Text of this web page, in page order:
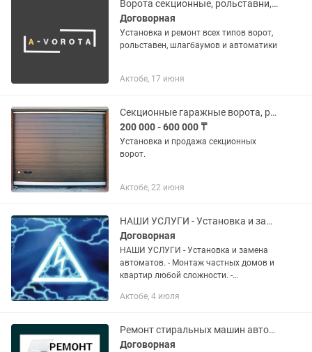
Ворота секционные, рольставни, шлагбаумы, автоматика
Договорная
Установка и ремонт всех типов ворот,
рольставен, шлагбаумов и автоматики
Актобе, 17 июня
Секционные гаражные ворота, рольставни, автоматика для ворот, шлагбаум.
200 000 - 600 000 ₸
Установка и продажа секционных
ворот.
Актобе, 22 июня
НАШИ УСЛУГИ - Установка и замена автоматов. - Монтаж частных домов и кварти
Договорная
НАШИ УСЛУГИ - Установка и замена
автоматов. - Монтаж частных домов и
квартир любой сложности. -
замыканий. - Монтаж и установка
Актобе, 4 июля
Ремонт стиральных машин автомат
Договорная